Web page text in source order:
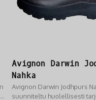
Avignon Darwin
Nahka
Avignon Darwin Jodhpurs
suunniteltu huolellisesti